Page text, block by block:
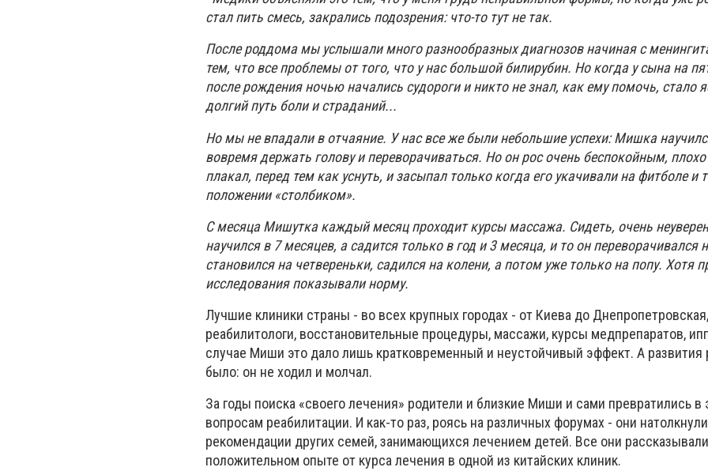
стал пить смесь, закрались подозрения: что-то тут не так.
После роддома мы услышали много разнообразных диагнозов начиная с
тем, что все проблемы от того, что у нас большой билирубин. Но когда у сына на
после рождения ночью начались судороги и никто не знал, как ему помочь, стало
долгий путь боли и страданий...
Но мы не впадали в отчаяние. У нас все же были небольшие успехи: Мишка
вовремя держать голову и переворачиваться. Но он рос очень беспокойным,
плакал, перед тем как уснуть, и засыпал только когда его укачивали на фитболе и
положении «столбиком».
С месяца Мишутка каждый месяц проходит курсы массажа. Сидеть, очень
научился в 7 месяцев, а садится только в год и 3 месяца, и то он переворачивался
становился на четвереньки, садился на колени, а потом уже только на попу. Хотя
исследования показывали норму.
Лучшие клиники страны - во всех крупных городах - от Киева до Днепропетровская,
реабилитологи, восстановительные процедуры, массажи, курсы медпрепаратов,
случае Миши это дало лишь кратковременный и неустойчивый эффект. А развития
было: он не ходил и молчал.
За годы поиска «своего лечения» родители и близкие Миши и сами превратились в
вопросам реабилитации. И как-то раз, роясь на различных форумах - они
рекомендации других семей, занимающихся лечением детей. Все они
положительном опыте от курса лечения в одной из китайских клиник.